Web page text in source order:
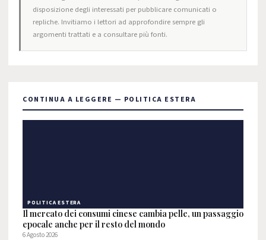
disposizione degli interessati per pubblicare comunicati o
repliche. Invitiamo i lettori ad approfondire sempre gli
argomenti trattati e a consultare più fonti.
CONTINUA A LEGGERE — POLITICA ESTERA
POLITICA ESTERA
Il mercato dei consumi cinese cambia pelle, un passaggio
epocale anche per il resto del mondo
6 Agosto 2026